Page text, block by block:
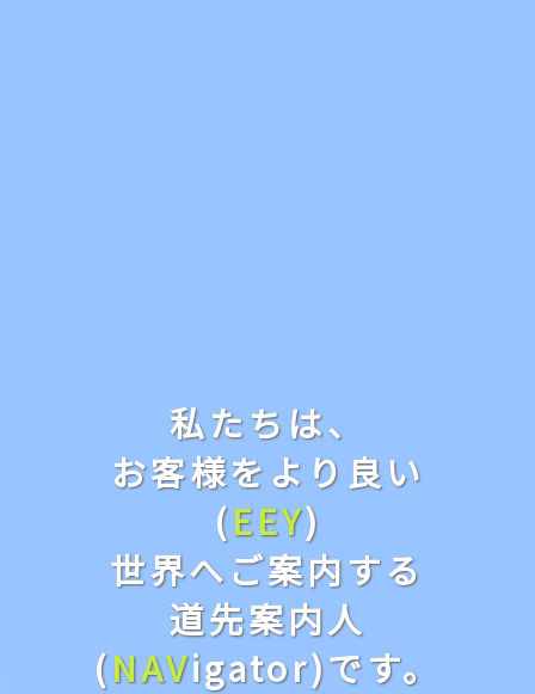
私たちは、
お客様をより良い
(EEY)
世界へご案内する
道先案内人
(NAVigator)です。